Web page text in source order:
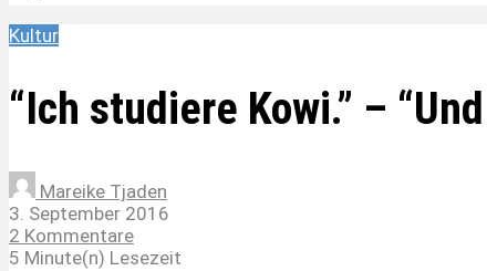
Kultur
“Ich studiere Kowi.” –
Mareike Tjaden
3. September 2016
2 Kommentare
5 Minute(n) Lesezeit